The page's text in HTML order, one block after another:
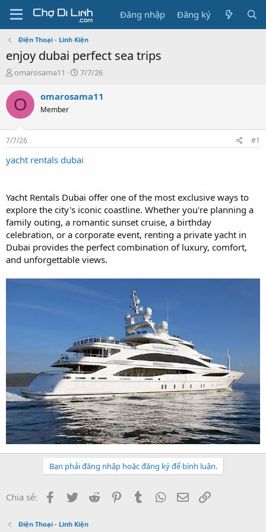
Đăng nhập Đăng ký
Điện Thoại - Linh Kiện
enjoy dubai perfect sea trips
T
r
e
a
s
t
a
r
omarosama11
N
à
7/7/26
O omarosama11
Member
7/7/26 #1
yacht rentals dubai
Yacht Rentals Dubai offer one of the most exclusive ways to
explore the city's iconic coastline. Whether you're planning a
family outing, a romantic sunset cruise, a birthday
celebration, or a corporate event, renting a private yacht in
Dubai provides the perfect combination of luxury, comfort,
and unforgettable views.
Bạn phải đăng nhập hoặc đăng ký để bình luận.
Chia sẻ: Facebook
Twitter Reddit PinterestTumblr WhatsApp
Email
Điện Thoại - Linh Kiện